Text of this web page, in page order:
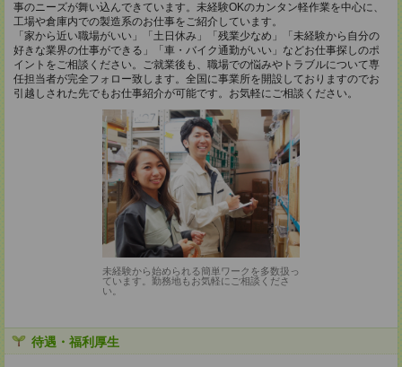
事のニーズが舞い込んできています。未経験OKのカンタン軽作業を中心に、
工場や倉庫内での製造系のお仕事をご紹介しています。
「家から近い職場がいい」「土日休み」「残業少なめ」「未経験から自分の
好きな業界の仕事ができる」「車・バイク通勤がいい」などお仕事探しのポ
イントをご相談ください。ご就業後も、職場での悩みやトラブルについて専
任担当者が完全フォロー致します。全国に事業所を開設しておりますのでお
引越しされた先でもお仕事紹介が可能です。お気軽にご相談ください。
未経験から始められる簡単ワークを多数扱っ
ています。勤務地もお気軽にご相談くださ
い。
待遇・福利厚生